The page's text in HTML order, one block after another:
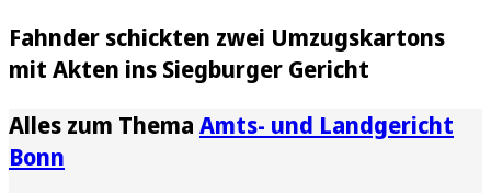
Fahnder schickten zwei Umzugskartons
mit Akten ins Siegburger Gericht
Alles zum Thema Amts- und Landgericht
Bonn